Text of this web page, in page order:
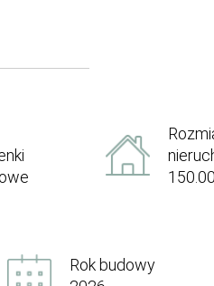
Rok budowy